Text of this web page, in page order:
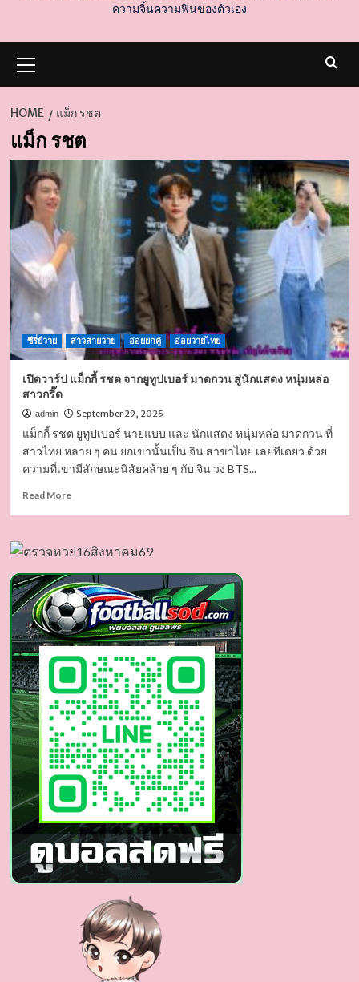
ความจิ้นความฟินของตัวเอง
Menu
HOME แม็ก รชต
แม็ก รชต
ซีรี่ย์วาย สาวสายวาย อ่อยยกคู่ อ่อยวายไทย
เปิดวาร์ป แม็กกี้ รชต จากยูทูปเบอร์ มาดกวน สู่นักแสดง หนุ่มหล่อ
สาวกรี๊ด
admin September 29, 2025
แม็กกี้ รชต ยูทูปเบอร์ นายแบบ และ นักแสดง หนุ่มหล่อ มาดกวน ที่
สาวไทย หลาย ๆ คน ยกเขานั้นเป็น จิน สาขาไทย เลยทีเดยว ด้วย
ความที่เขามีลักษณะนิสัยคล้าย ๆ กับ จิน วง BTS...
Read MoreRead
วาร์
แม็
กกี้
รชต
จาก
ยู
ทู
เบอร์
มาด
กวน
นัก
แสดง
หนุ่ม
หล่อ
สาว
กรี๊ด